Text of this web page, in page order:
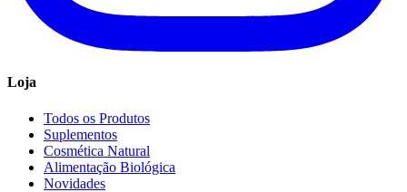
Loja
Todos os Produtos
Suplementos
Cosmética Natural
Alimentação Biológica
Novidades